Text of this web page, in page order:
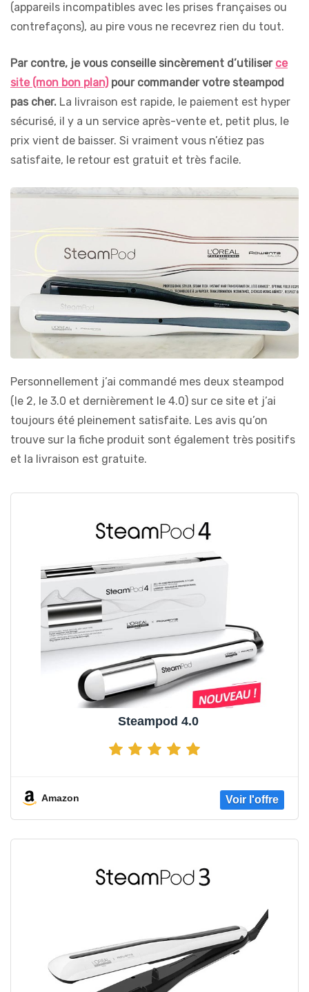
(appareils incompatibles avec les prises françaises ou
contrefaçons), au pire vous ne recevrez rien du tout.
Par contre, je vous conseille sincèrement d’utiliser ce
site (mon bon plan)pour commander votre steampod
pas cher. La livraison est rapide, le paiement est hyper
sécurisé, il y a un service après-vente et, petit plus, le
prix vient de baisser. Si vraiment vous n’étiez pas
satisfaite, le retour est gratuit et très facile.
Personnellement j’ai commandé mes deux steampod
(le 2, le 3.0 et dernièrement le 4.0) sur ce site et j’ai
toujours été pleinement satisfaite. Les avis qu’on
trouve sur la fiche produit sont également très positifs
et la livraison est gratuite.
Steampod 4.0
Amazon